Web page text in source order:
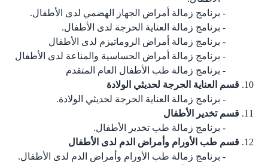
برنامج زمالة أمراض الجهاز الهضمي لدى الأطفال.
برنامج زمالة العناية الحرجة لدى الأطفال.
برنامج زمالة أمراض الروماتيزم لدى الأطفال
برنامج زمالة أمراض الحساسية والمناعة لدى الأطفال
برنامج زمالة طب الأطفال العام المتقدم
قسم العناية الحرجة لحديثي الولادة
برنامج زمالة العناية الحرجة لحديثي الولادة.
قسم تخدير الأطفال
برنامج زمالة طب تخدير الأطفال.
قسم طب الأورام وأمراض الدم لدى الأطفال
برنامج زمالة طب الأورام وأمراض الدم لدى الأطفال.